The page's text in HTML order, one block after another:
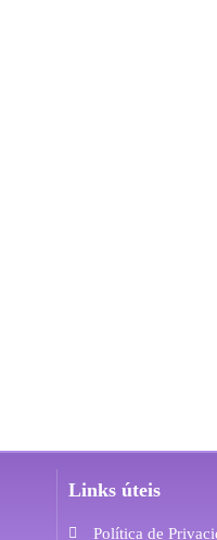
Links úteis
Política de